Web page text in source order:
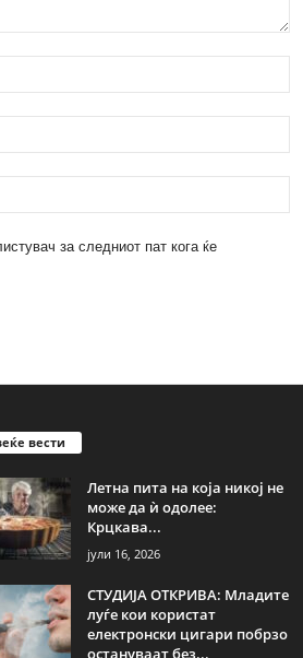
за следниот пат кога ќе
вести
Летна пита на која никој не
може да ѝ одолее:
Крцкава...
јули 16, 2026
СТУДИЈА ОТКРИВА: Младите
луѓе кои користат
електронски цигари побрзо
остануваат без...